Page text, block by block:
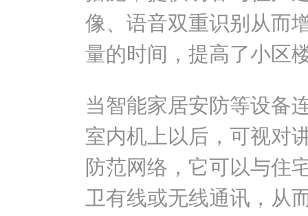
像、语音双重识别从而
量的时间，提高了小区
当智能家居安防等设备
室内机上以后，可视对
防范网络，它可以与住
卫有线或无线通讯，从